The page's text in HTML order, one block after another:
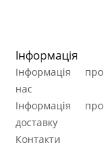
Інформація
Інформація про
нас
Інформація про
доставку
Контакти